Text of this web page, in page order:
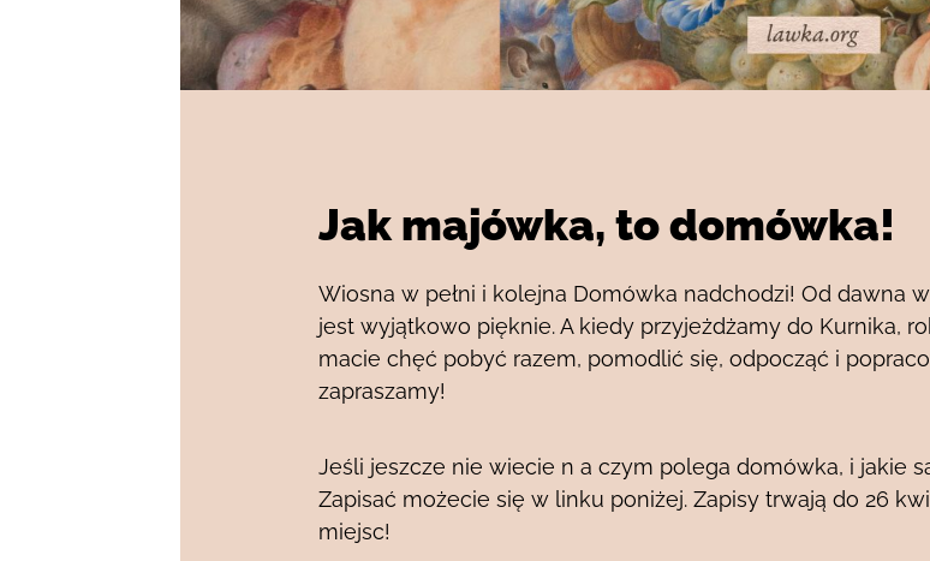
Jak majówka, to domówka!
Wiosna w pełni i kolejna Domówka nadchodzi! Od dawna
jest wyjątkowo pięknie. A kiedy przyjeżdżamy do Kurnika,
macie chęć pobyć razem, pomodlić się, odpocząć i
zapraszamy!
Jeśli jeszcze nie wiecie n a czym polega domówka, i jakie
Zapisać możecie się w linku poniżej. Zapisy trwają do 26
miejsc!